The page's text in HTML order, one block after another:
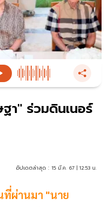
า" ร่วมดินเนอร์
อัปเดตล่าสุด : 15 มี.ค. 67 | 12:53 น.
ที่ผ่านมา "นาย